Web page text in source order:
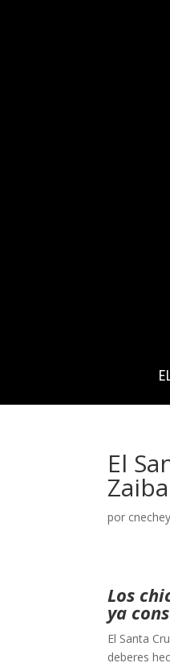
El
por
Los
ya
El Santa
deberes